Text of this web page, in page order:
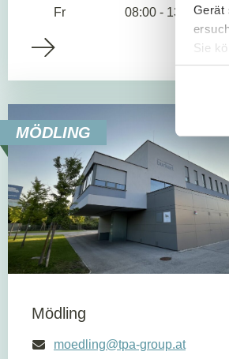
Gerät
Sie
Fr
08:00 - 13:00
MÖDLING
Mödling
moedling@tpa-group.at